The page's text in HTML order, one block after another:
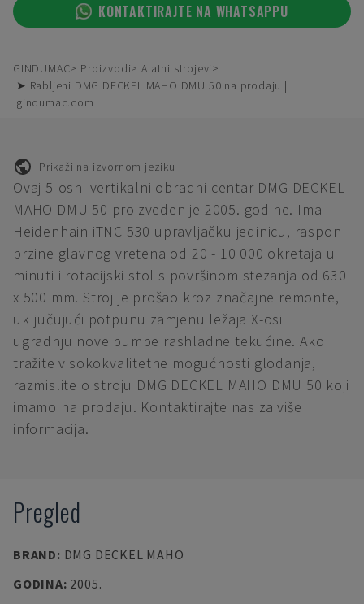
KONTAKTIRAJTE NA WHATSAPPU
GINDUMAC Proizvodi
Alatni strojevi
➤ Rabljeni DMG DECKEL MAHO DMU 50 na prodaju |
gindumac.com
Prikaži na izvornom jeziku
Ovaj 5-osni vertikalni obradni centar DMG DECKEL
MAHO DMU 50 proizveden je 2005. godine. Ima
Heidenhain iTNC 530 upravljačku jedinicu, raspon
brzine glavnog vretena od 20 - 10 000 okretaja u
minuti i rotacijski stol s površinom stezanja od 630
x 500 mm. Stroj je prošao kroz značajne remonte,
uključujući potpunu zamjenu ležaja X-osi i
ugradnju nove pumpe rashladne tekućine. Ako
tražite visokokvalitetne mogućnosti glodanja,
razmislite o stroju DMG DECKEL MAHO DMU 50 koji
imamo na prodaju. Kontaktirajte nas za više
informacija.
Pregled
BRAND: DMG DECKEL MAHO
GODINA: 2005.